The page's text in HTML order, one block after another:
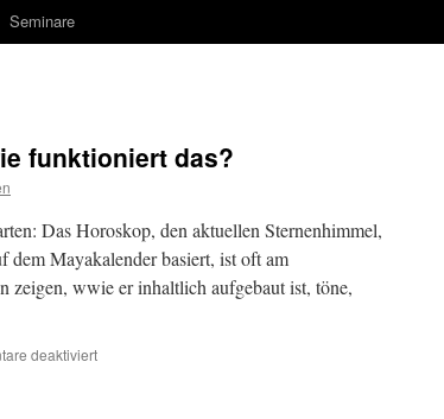
Seminare
funktioniert das?
Das Horoskop, den aktuellen Sternenhimmel,
dem Mayakalender basiert, ist oft am
zeigen, wwie er inhaltlich aufgebaut ist, töne,
deaktiviertfür